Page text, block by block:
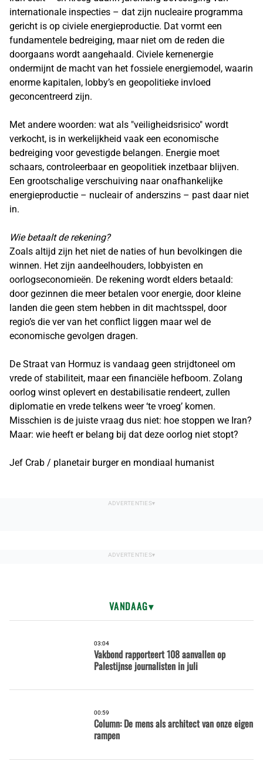
internationale inspecties – dat zijn nucleaire programma
gericht is op civiele energieproductie. Dat vormt een
fundamentele bedreiging, maar niet om de reden die
doorgaans wordt aangehaald. Civiele kernenergie
ondermijnt de macht van het fossiele energiemodel, waarin
enorme kapitalen, lobby’s en geopolitieke invloed
geconcentreerd zijn.
Met andere woorden: wat als "veiligheidsrisico" wordt
verkocht, is in werkelijkheid vaak een economische
bedreiging voor gevestigde belangen. Energie moet
schaars, controleerbaar en geopolitiek inzetbaar blijven.
Een grootschalige verschuiving naar onafhankelijke
energieproductie – nucleair of anderszins – past daar niet
in.
Wie betaalt de rekening?
Zoals altijd zijn het niet de naties of hun bevolkingen die
winnen. Het zijn aandeelhouders, lobbyisten en
oorlogseconomieën. De rekening wordt elders betaald:
door gezinnen die meer betalen voor energie, door kleine
landen die geen stem hebben in dit machtsspel, door
regio’s die ver van het conflict liggen maar wel de
economische gevolgen dragen.
De Straat van Hormuz is vandaag geen strijdtoneel om
vrede of stabiliteit, maar een financiële hefboom. Zolang
oorlog winst oplevert en destabilisatie rendeert, zullen
diplomatie en vrede telkens weer ‘te vroeg’ komen.
Misschien is de juiste vraag dus niet: hoe stoppen we Iran?
Maar: wie heeft er belang bij dat deze oorlog niet stopt?
Jef Crab / planetair burger en mondiaal humanist
VANDAAG
03:04
Vakbond rapporteert 108 aanvallen op
Palestijnse journalisten in juli
00:59
Column: De mens als architect van onze eigen
rampen